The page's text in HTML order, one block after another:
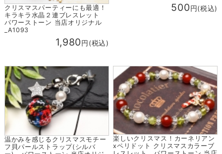
クリスマスパーティーにも最適！
キラキラ水晶２連ブレスレット
パワーストーン 当店オリジナル
_A1093
1,980円(税込)
500円(税込)
温かみを感じるクリスマスモチー
フ貝パールストラップ(シルバ
楽しいクリスマス！カーネリアン
xペリドット クリスマスカラーブ